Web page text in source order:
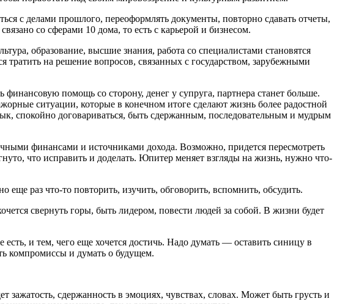
с делами прошлого, переоформлять документы, повторно сдавать отчеты,
со сферами 10 дома, то есть с карьерой и бизнесом.
образование, высшие знания, работа со специалистами становятся
на решение вопросов, связанных с государством, зарубежными
помощь со сторону, денег у супруга, партнера станет больше.
ситуации, которые в конечном итоге сделают жизнь более радостной
спокойно договариваться, быть сдержанным, последовательным и мудрым
финансами и источниками дохода. Возможно, придется пересмотреть
что исправить и доделать. Юпитер меняет взгляды на жизнь, нужно что-
раз что-то повторить, изучить, обговорить, вспомнить, обсудить.
свернуть горы, быть лидером, повести людей за собой. В жизни будет
и тем, чего еще хочется достичь. Надо думать — оставить синицу в
компромиссы и думать о будущем.
сдержанность в эмоциях, чувствах, словах. Может быть грусть и